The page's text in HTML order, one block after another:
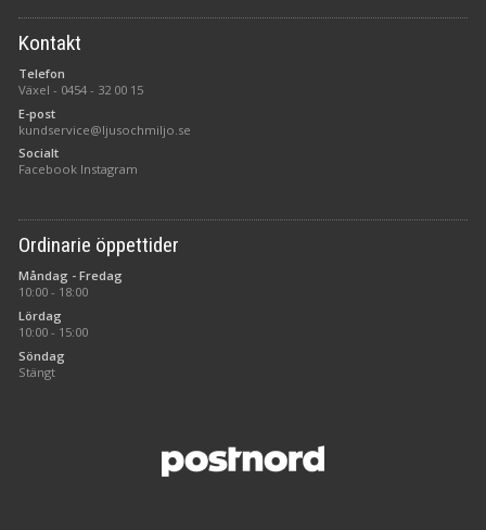
Kontakt
Telefon
Växel - 0454 - 32 00 15
E-post
kundservice@ljusochmiljo.se
Socialt
Facebook Instagram
Ordinarie öppettider
Måndag - Fredag
10:00 - 18:00
Lördag
10:00 - 15:00
Söndag
Stängt